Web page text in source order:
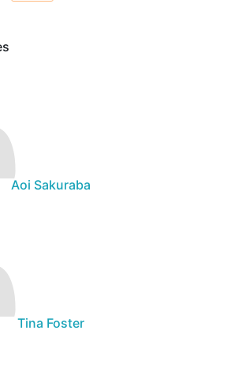
Aoi Sakuraba
Tina Foster